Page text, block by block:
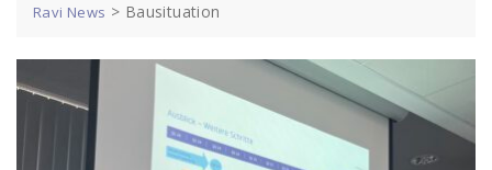
Ravi News > Bausituation